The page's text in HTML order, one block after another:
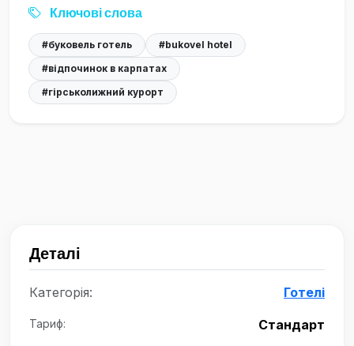
Ключові слова
#буковель готель
#bukovel hotel
#відпочинок в карпатах
#гірськолижний курорт
Деталі
Категорія: Готелі
Тариф: Стандарт